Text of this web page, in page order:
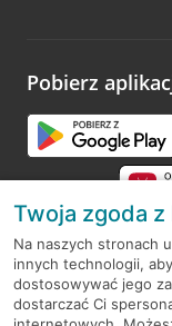
Pobierz
RODO
Regulamin serwisu
Twoja zgoda
Na naszych stronach
innych technologii,
dostosowywać jego
dostarczać Ci